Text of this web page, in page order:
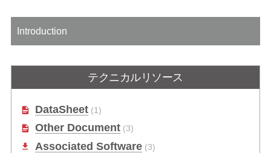
Introduction
テクニカルリソース
DataSheet(1)
Other Document(3)
Associated Software(3)